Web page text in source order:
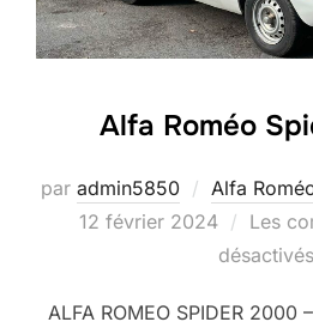
Alfa Roméo
par admin5850 Alfa
12 février 2024
Les
ALFA ROMEO SPIDER 2000